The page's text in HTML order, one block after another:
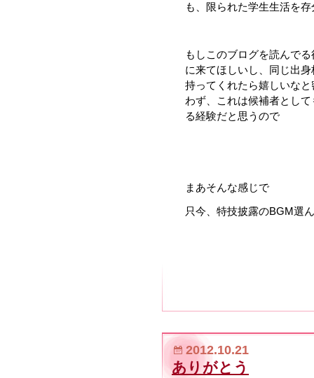
も、限られた学生生活を
もしこのブログを読んで
に来てほしいし、同じ出
持ってくれたら嬉しいな
わず、これは候補者とし
る経験だと思うので
まあそんな感じで
只今、特技披露のBGM選
2012.10.21
ありがとう